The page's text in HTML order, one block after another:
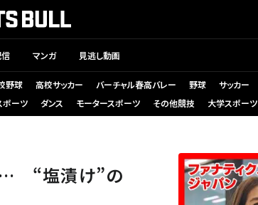
マンガ 見逃し動画
野球 高校サッカー バーチャル春高バレー 野球 サッカー
ポーツ ダンス モータースポーツ その他競技 大学スポーツ
… “塩漬け”の